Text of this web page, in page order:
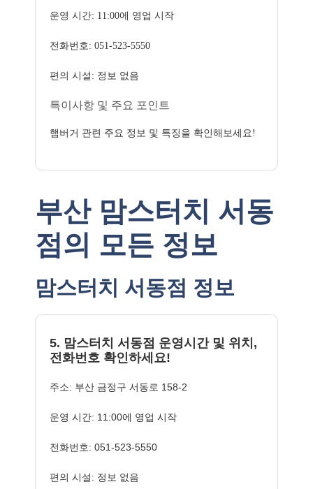
운영 시간: 11:00에 영업 시작
전화번호: 051-523-5550
편의 시설: 정보 없음
특이사항 및 주요 포인트
햄버거 관련 주요 정보 및 특징을 확인해보세요!
부산 맘스터치 서동
점의 모든 정보
맘스터치 서동점 정보
5. 맘스터치 서동점 운영시간 및 위치,
전화번호 확인하세요!
주소: 부산 금정구 서동로 158-2
운영 시간: 11:00에 영업 시작
전화번호: 051-523-5550
편의 시설: 정보 없음